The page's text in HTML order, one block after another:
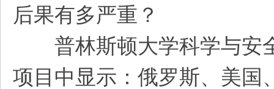
后果有多严重？
普林斯顿大学科学与安全
项目中显示：俄罗斯、美国